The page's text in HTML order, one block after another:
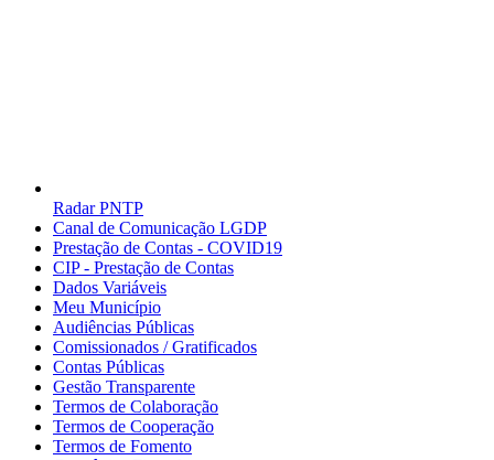
Radar PNTP
Canal de Comunicação LGDP
Prestação de Contas - COVID19
CIP - Prestação de Contas
Dados Variáveis
Meu Município
Audiências Públicas
Comissionados / Gratificados
Contas Públicas
Gestão Transparente
Termos de Colaboração
Termos de Cooperação
Termos de Fomento